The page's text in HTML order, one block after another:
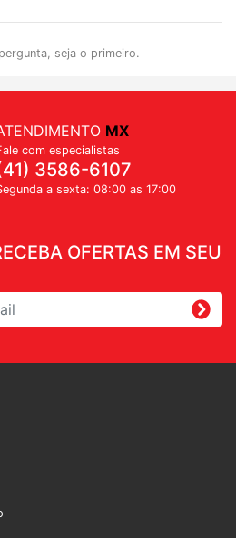
seja o primeiro.
OFERTAS EM SEU
MX
com especialistas
3586-6107
a sexta: 08:00 as 17:00